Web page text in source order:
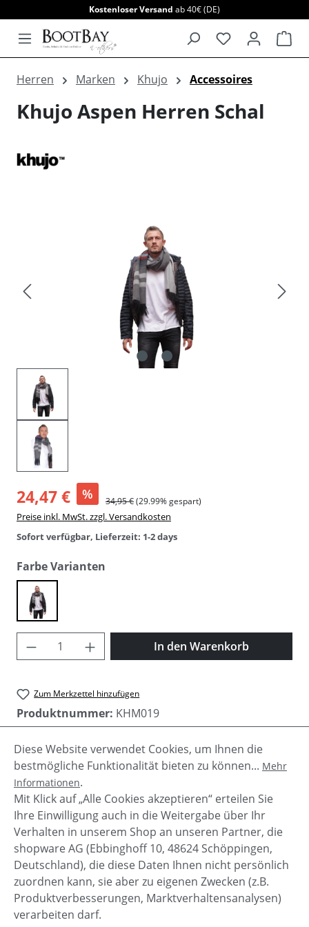
Kostenloser Versand ab 40€ (DE)
Herren Marken Khujo Accessoires
Khujo Aspen Herren Schal
24,47 € % 34,95 €(29.99% gespart)
Preise inkl. MwSt. zzgl. Versandkosten
Sofort verfügbar, Lieferzeit: 1-2 days
Farbe Varianten
anthrazit
Produkt Anzahl: Gib den gewünschten
In den Warenkorb
Zum Merkzettel hinzufügen
Produktnummer: KHM019
Beschreibung
Stilvoll gestreifter Herren Schal "Aspen" von Khujo
mit Fransen an den Enden.
Service-Hotline
Diese Website verwendet Cookies, um Ihnen die
bestmögliche Funktionalität bieten zu können... Mehr
Informationen.
Mit Klick auf „Alle Cookies akzeptieren“ erteilen Sie
Ihre Einwilligung auch in die Weitergabe über Ihr
Verhalten in unserem Shop an unseren Partner, die
shopware AG (Ebbinghoff 10, 48624 Schöppingen,
Deutschland), die diese Daten Ihnen nicht persönlich
zuordnen kann, sie aber zu eigenen Zwecken (z.B.
Produktverbesserungen, Marktverhaltensanalysen)
verarbeiten darf.